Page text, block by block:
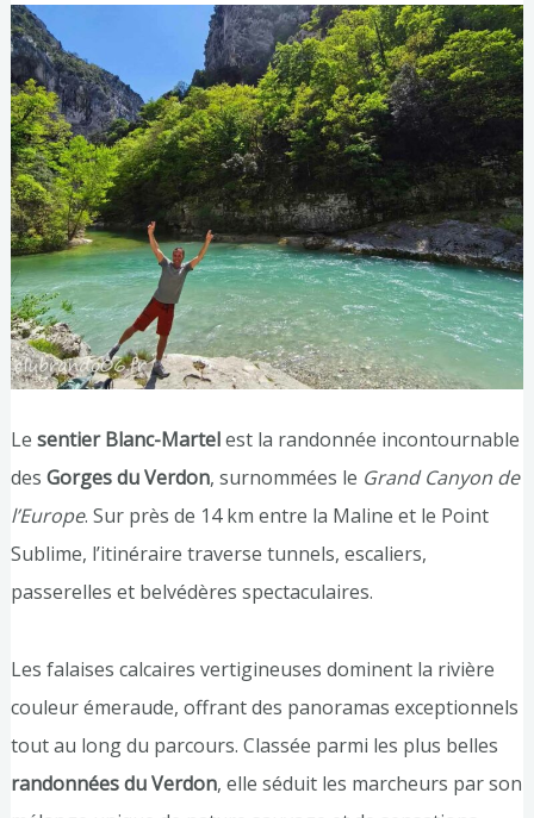
Le sentier Blanc-Martelest la randonnée incontournable
des Gorges du Verdon, surnommées le Grand Canyon de
l’Europe. Sur près de 14 km entre la Maline et le Point
Sublime, l’itinéraire traverse tunnels, escaliers,
passerelles et belvédères spectaculaires.
Les falaises calcaires vertigineuses dominent la rivière
couleur émeraude, offrant des panoramas exceptionnels
tout au long du parcours. Classée parmi les plus belles
randonnées du Verdon, elle séduit les marcheurs par son